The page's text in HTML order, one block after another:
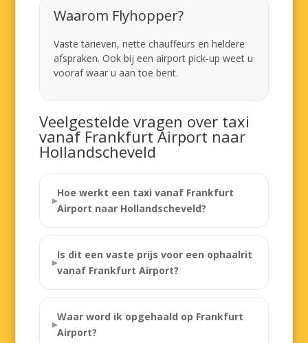
Waarom Flyhopper?
Vaste tarieven, nette chauffeurs en heldere
afspraken. Ook bij een airport pick-up weet u
vooraf waar u aan toe bent.
Veelgestelde vragen over taxi
vanaf Frankfurt Airport naar
Hollandscheveld
Hoe werkt een taxi vanaf Frankfurt
Airport naar Hollandscheveld?
Is dit een vaste prijs voor een ophaalrit
vanaf Frankfurt Airport?
Waar word ik opgehaald op Frankfurt
Airport?